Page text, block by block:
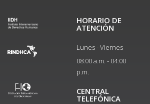
HORARIO DE
ATENCIÓN
Lunes - Viernes
08:00 a.m. - 04:00
p.m.
CENTRAL
TELEFÓNICA